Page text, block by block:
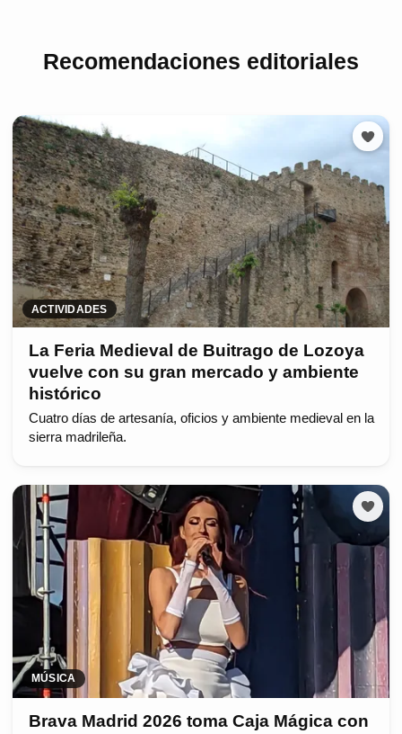
Recomendaciones editoriales
ACTIVIDADES
La Feria Medieval de Buitrago de Lozoya
vuelve con su gran mercado y ambiente
histórico
Cuatro días de artesanía, oficios y ambiente medieval en la
sierra madrileña.
MÚSICA
Brava Madrid 2026 toma Caja Mágica con